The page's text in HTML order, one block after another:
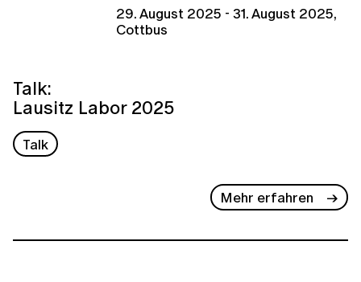
29. August 2025 - 31. August 2025,
Cottbus
Talk:
Lausitz Labor 2025
Talk
Mehr erfahren